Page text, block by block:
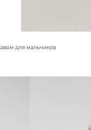
для мальчиков